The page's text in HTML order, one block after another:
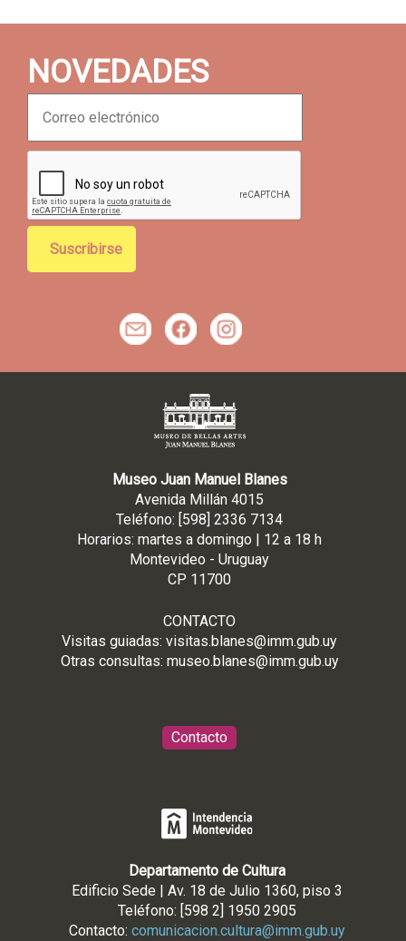
NOVEDADES
r
o
e
Museo Juan Manuel Blanes
Avenida Millán 4015
Teléfono: [598] 2336 7134
Horarios: martes a domingo | 12 a 18 h
Montevideo - Uruguay
CP 11700
CONTACTO
Visitas guiadas: visitas.blanes@imm.gub.uy
Otras consultas: museo.blanes@imm.gub.uy
Contacto
Departamento de Cultura
Edificio Sede | Av. 18 de Julio 1360, piso 3
Teléfono: [598 2] 1950 2905
Contacto: comunicacion.cultura@imm.gub.uy